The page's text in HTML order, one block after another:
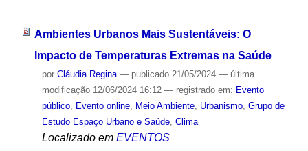
Ambientes Urbanos Mais Sustentáveis: O
Impacto de Temperaturas Extremas na Saúde
por Cláudia Regina — publicado21/05/2024 — última
modificação12/06/2024 16:12 — registrado em: Evento
público, Evento online, Meio Ambiente, Urbanismo, Grupo de
Estudo Espaço Urbano e Saúde, Clima
Localizado em EVENTOS